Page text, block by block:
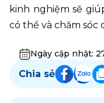
kinh nghiệm sẽ
có thể và chăm sóc
Ngày cập nhật:
Chia sẻ